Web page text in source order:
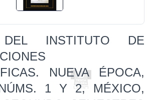
DEL INSTITUTO DE
NUEVA ÉPOCA,
1 Y 2, MÉXICO,